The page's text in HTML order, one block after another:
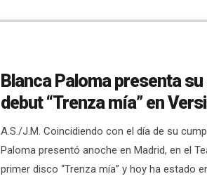
Blanca Paloma presenta su
debut “Trenza mía” en
A.S./J.M. Coincidiendo con el día de su
Paloma presentó anoche en Madrid, en el
primer disco “Trenza mía” y hoy ha estado